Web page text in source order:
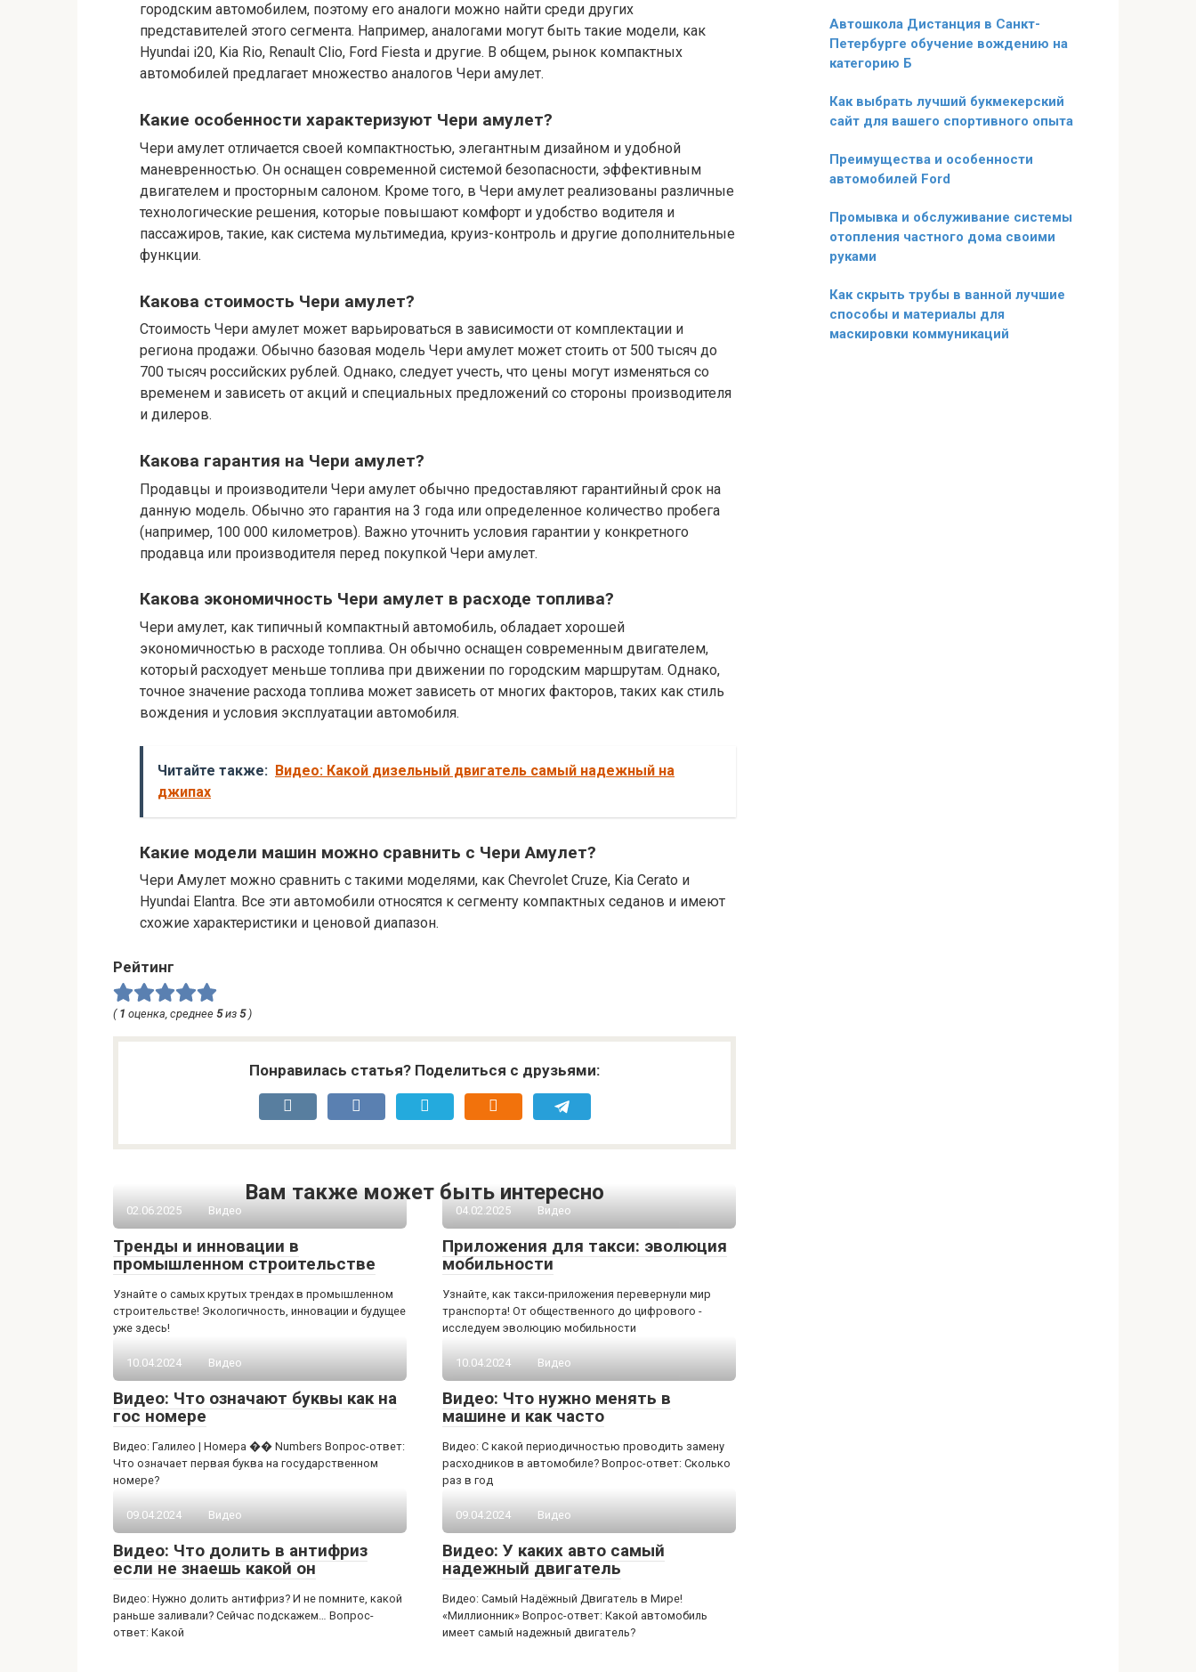
городским автомобилем, поэтому его аналоги можно найти среди других
представителей этого сегмента. Например, аналогами могут быть такие модели, как
Hyundai i20, Kia Rio, Renault Clio, Ford Fiesta и другие. В общем, рынок компактных
автомобилей предлагает множество аналогов Чери амулет.
Какие особенности характеризуют Чери амулет?
Чери амулет отличается своей компактностью, элегантным дизайном и удобной
маневренностью. Он оснащен современной системой безопасности, эффективным
двигателем и просторным салоном. Кроме того, в Чери амулет реализованы различные
технологические решения, которые повышают комфорт и удобство водителя и
пассажиров, такие, как система мультимедиа, круиз-контроль и другие дополнительные
функции.
Какова стоимость Чери амулет?
Стоимость Чери амулет может варьироваться в зависимости от комплектации и
региона продажи. Обычно базовая модель Чери амулет может стоить от 500 тысяч до
700 тысяч российских рублей. Однако, следует учесть, что цены могут изменяться со
временем и зависеть от акций и специальных предложений со стороны производителя
и дилеров.
Какова гарантия на Чери амулет?
Продавцы и производители Чери амулет обычно предоставляют гарантийный срок на
данную модель. Обычно это гарантия на 3 года или определенное количество пробега
(например, 100 000 километров). Важно уточнить условия гарантии у конкретного
продавца или производителя перед покупкой Чери амулет.
Какова экономичность Чери амулет в расходе топлива?
Чери амулет, как типичный компактный автомобиль, обладает хорошей
экономичностью в расходе топлива. Он обычно оснащен современным двигателем,
который расходует меньше топлива при движении по городским маршрутам. Однако,
точное значение расхода топлива может зависеть от многих факторов, таких как стиль
вождения и условия эксплуатации автомобиля.
Читайте также: Видео: Какой дизельный двигатель самый надежный на
джипах
Какие модели машин можно сравнить с Чери Амулет?
Чери Амулет можно сравнить с такими моделями, как Chevrolet Cruze, Kia Cerato и
Hyundai Elantra. Все эти автомобили относятся к сегменту компактных седанов и имеют
схожие характеристики и ценовой диапазон.
Рейтинг
( 1 оценка, среднее 5из 5)
Понравилась статья? Поделиться с друзьями:
Вам также может быть интересно
02.06.2025 Видео
Тренды и инновации в
промышленном строительстве
Узнайте о самых крутых трендах в промышленном
строительстве! Экологичность, инновации и будущее
уже здесь!
04.02.2025 Видео
Приложения для такси: эволюция
мобильности
Узнайте, как такси-приложения перевернули мир
транспорта! От общественного до цифрового -
исследуем эволюцию мобильности
10.04.2024 Видео
Видео: Что означают буквы как на
гос номере
Видео: Галилео | Номера �� Numbers Вопрос-ответ:
Что означает первая буква на государственном
номере?
10.04.2024 Видео
Видео: Что нужно менять в
машине и как часто
Видео: С какой периодичностью проводить замену
расходников в автомобиле? Вопрос-ответ: Сколько
раз в год
09.04.2024 Видео
Видео: Что долить в антифриз
если не знаешь какой он
Видео: Нужно долить антифриз? И не помните, какой
раньше заливали? Сейчас подскажем… Вопрос-
ответ: Какой
09.04.2024 Видео
Видео: У каких авто самый
надежный двигатель
Видео: Самый Надёжный Двигатель в Мире!
«Миллионник» Вопрос-ответ: Какой автомобиль
имеет самый надежный двигатель?
Автошкола Дистанция в Санкт-
Петербурге обучение вождению на
категорию Б
Как выбрать лучший букмекерский
сайт для вашего спортивного опыта
Преимущества и особенности
автомобилей Ford
Промывка и обслуживание системы
отопления частного дома своими
руками
Как скрыть трубы в ванной лучшие
способы и материалы для
маскировки коммуникаций